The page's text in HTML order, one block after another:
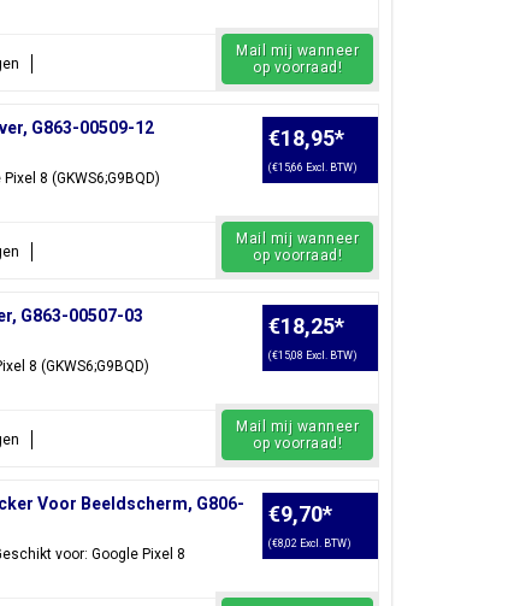
Mail mij wanneer
op voorraad!
G863-00509-12
8 (GKWS6;G9BQD)
€18,95*
(€15,66 Excl. BTW)
Mail mij wanneer
op voorraad!
G863-00507-03
8 (GKWS6;G9BQD)
€18,25*
(€15,08 Excl. BTW)
Mail mij wanneer
op voorraad!
Voor Beeldscherm, G806-
voor: Google Pixel 8
€9,70*
(€8,02 Excl. BTW)